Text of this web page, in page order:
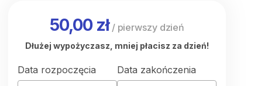
50,00 zł/ pierwszy dzień
Dłużej wypożyczasz, mniej płacisz za dzień!
Data rozpoczęcia
Data zakończenia